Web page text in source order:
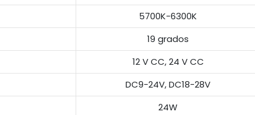
5700K-6300K
19 grados
12 V CC, 24 V CC
DC9-24V, DC18-28V
24W